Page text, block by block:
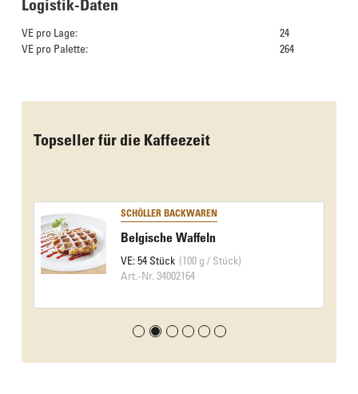
Logistik-Daten
VE pro Lage:
24
VE pro Palette:
264
Topseller für die Kaffeezeit
SCHÖLLER BACKWAREN
Belgische Waffeln
VE: 54 Stück (100 g / Stück)
Art.-Nr. 34002164